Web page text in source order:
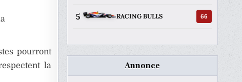
pourront
la
5 RACING BULLS 66
Annonce